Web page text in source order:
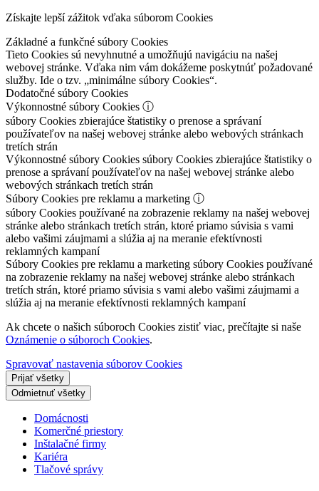
Získajte lepší zážitok vďaka súborom Cookies
Základné a funkčné súbory Cookies
Tieto Cookies sú nevyhnutné a umožňujú navigáciu na našej
webovej stránke. Vďaka nim vám dokážeme poskytnúť požadované
služby. Ide o tzv. „minimálne súbory Cookies“.
Dodatočné súbory Cookies
Výkonnostné súbory Cookies ⓘ
súbory Cookies zbierajúce štatistiky o prenose a správaní
používateľov na našej webovej stránke alebo webových stránkach
tretích strán
Výkonnostné súbory Cookies súbory Cookies zbierajúce štatistiky o
prenose a správaní používateľov na našej webovej stránke alebo
webových stránkach tretích strán
Súbory Cookies pre reklamu a marketing ⓘ
súbory Cookies používané na zobrazenie reklamy na našej webovej
stránke alebo stránkach tretích strán, ktoré priamo súvisia s vami
alebo vašimi záujmami a slúžia aj na meranie efektívnosti
reklamných kampaní
Súbory Cookies pre reklamu a marketing súbory Cookies používané
na zobrazenie reklamy na našej webovej stránke alebo stránkach
tretích strán, ktoré priamo súvisia s vami alebo vašimi záujmami a
slúžia aj na meranie efektívnosti reklamných kampaní
Ak chcete o našich súboroch Cookies zistiť viac, prečítajte si naše
Oznámenie o súboroch Cookies.
Spravovať nastavenia súborov Cookies
Prijať všetky
Odmietnuť všetky
Domácnosti
Komerčné priestory
Inštalačné firmy
Kariéra
Tlačové správy